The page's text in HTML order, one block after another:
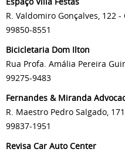
R. Valdomiro Gonçalves, 122 -
99850-8551
Bicicletaria Dom Ilton
Rua Profa. Amália Pereira
99275-9483
Fernandes & Miranda
R. Maestro Pedro Salgado,
99837-1951
Revisa Car Auto Center